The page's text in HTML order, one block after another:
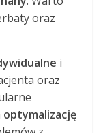
oraz
i
oraz
optymalizację